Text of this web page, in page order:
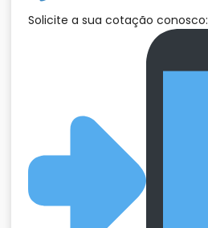
Solicite a sua cotação conosco: